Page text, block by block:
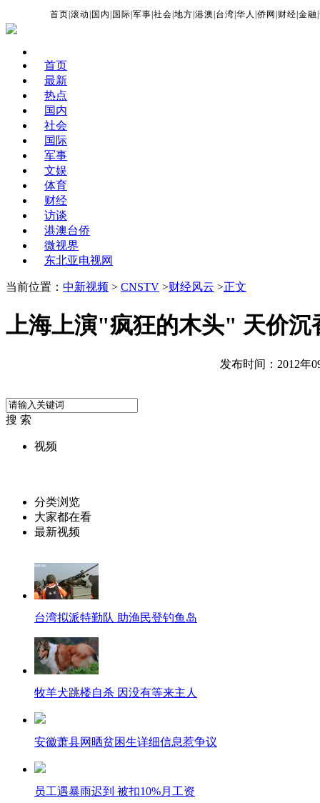
首页 |滚动 国内 国际 |军事 |社会 |地方 |港澳 台湾 |华人 |侨网 财经 |金融 |
首页
最新
热点
国内
社会
国际
军事
文娱
体育
财经
访谈
港澳台侨
微视界
东北亚电视网
当前位置： 中新视频 > CNSTV >财经风云 >正文
上海上演"疯狂的木头" 天价沉
发布时间：2012年
搜 索
视频
分类浏览
大家都在看
最新视频
台湾拟派特勤队 助渔民登钓鱼岛
牧羊犬跳楼自杀 因没有等来主人
安徽萧县网晒贫困生详细信息惹争议
员工遇暴雨迟到 被扣10%月工资